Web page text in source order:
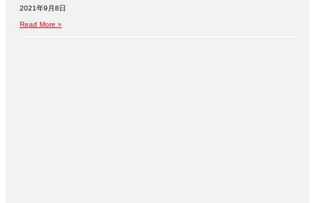
2021年9月8日
Read More »